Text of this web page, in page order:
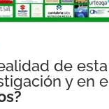
de
y en